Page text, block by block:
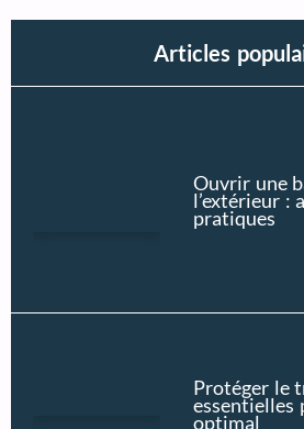
Articles
Ouvrir une
l’extérieur :
pratiques
Protéger le
essentielles
optimal